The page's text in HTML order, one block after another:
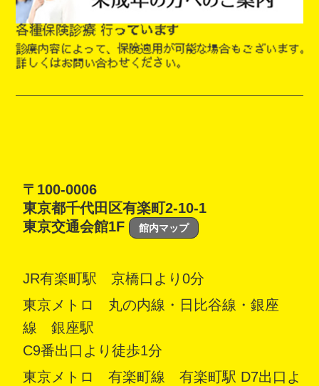
〒100-0006
東京都千代田区有楽町2-10-1
東京交通会館1F
館内マップ
JR有楽町駅 京橋口より0分
東京メトロ 丸の内線・日比谷線・銀座
線 銀座駅
C9番出口より徒歩1分
東京メトロ 有楽町線 有楽町駅 D7出口よ